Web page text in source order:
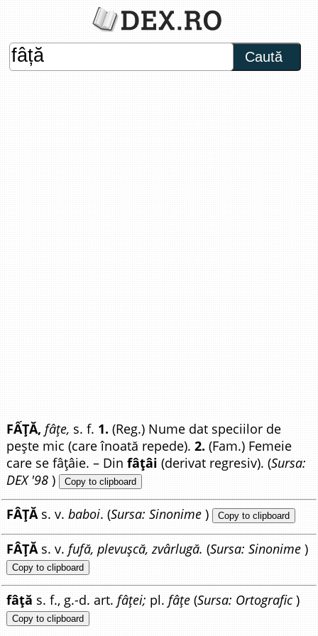
Caută
FẤȚĂ, fâțe, s. f. 1. (Reg.) Nume dat speciilor de
pește mic (care înoată repede).2. (Fam.) Femeie
care se fâțâie. – Dinfâțâi (derivat regresiv). (Sursa:
DEX '98 ) Copy to clipboard
FÂȚĂs. v.baboi. (Sursa: Sinonime ) Copy to clipboard
FÂȚĂ s. v. fufă, plevușcă, zvârlugă. (Sursa: Sinonime )
Copy to clipboard
fâță s. f., g.-d. art.fâței; pl.fâțe (Sursa: Ortografic )
Copy to clipboard